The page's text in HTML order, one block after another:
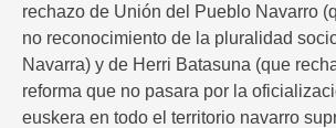
rechazo de Unión del Pueblo Navarro
no reconocimiento de la pluralidad
Navarra) y de Herri Batasuna (que
reforma que no pasara por la
euskera en todo el territorio navarro